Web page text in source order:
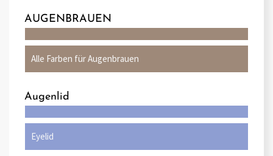
AUGENBRAUEN
Alle Farben für Augenbrauen
Augenlid
Eyelid